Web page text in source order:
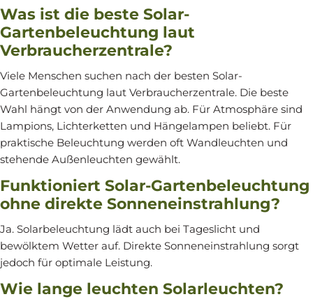
Was ist die beste Solar-
Gartenbeleuchtung laut
Verbraucherzentrale?
Viele Menschen suchen nach der besten Solar-
Gartenbeleuchtung laut Verbraucherzentrale. Die beste
Wahl hängt von der Anwendung ab. Für Atmosphäre sind
Lampions, Lichterketten und Hängelampen beliebt. Für
praktische Beleuchtung werden oft Wandleuchten und
stehende Außenleuchten gewählt.
Funktioniert Solar-Gartenbeleuchtung
ohne direkte Sonneneinstrahlung?
Ja. Solarbeleuchtung lädt auch bei Tageslicht und
bewölktem Wetter auf. Direkte Sonneneinstrahlung sorgt
jedoch für optimale Leistung.
Wie lange leuchten Solarleuchten?